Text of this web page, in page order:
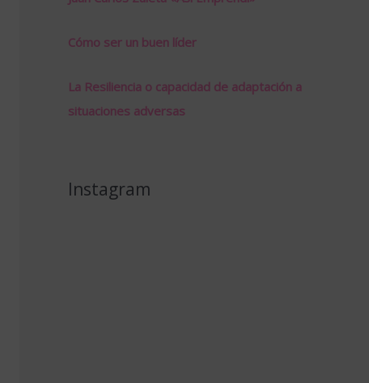
Cómo ser un buen líder
La Resiliencia o capacidad de adaptación a
situaciones adversas
Instagram